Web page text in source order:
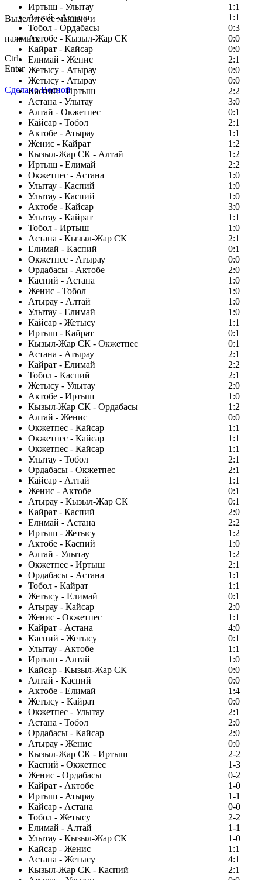
Иртыш - Улытау
1:1
Алтай - Астана
1:1
Тобол - Ордабасы
0:3
Актобе - Кызыл-Жар СК
0:0
Кайрат - Кайсар
0:0
Елимай - Женис
2:1
Жетысу - Атырау
0:0
Жетысу - Атырау
0:0
Каспий - Иртыш
2:2
Астана - Улытау
3:0
Алтай - Окжетпес
0:1
Кайсар - Тобол
2:1
Актобе - Атырау
1:1
Женис - Кайрат
1:2
Кызыл-Жар СК - Алтай
1:2
Иртыш - Елимай
2:2
Окжетпес - Астана
1:0
Улытау - Каспий
1:0
Улытау - Каспий
1:0
Актобе - Кайсар
3:0
Улытау - Кайрат
1:1
Тобол - Иртыш
1:0
Астана - Кызыл-Жар СК
2:1
Елимай - Каспий
0:1
Окжетпес - Атырау
0:0
Ордабасы - Актобе
2:0
Каспий - Астана
1:0
Женис - Тобол
1:0
Атырау - Алтай
1:0
Улытау - Елимай
1:0
Кайсар - Жетысу
1:1
Иртыш - Кайрат
0:1
Кызыл-Жар СК - Окжетпес
0:1
Астана - Атырау
2:1
Кайрат - Елимай
2:2
Тобол - Каспий
2:1
Жетысу - Улытау
2:0
Актобе - Иртыш
1:0
Кызыл-Жар СК - Ордабасы
1:2
Алтай - Женис
0:0
Окжетпес - Кайсар
1:1
Окжетпес - Кайсар
1:1
Окжетпес - Кайсар
1:1
Улытау - Тобол
2:1
Ордабасы - Окжетпес
2:1
Кайсар - Алтай
1:1
Женис - Актобе
0:1
Атырау - Кызыл-Жар СК
0:1
Кайрат - Каспий
2:0
Елимай - Астана
2:2
Иртыш - Жетысу
1:2
Актобе - Каспий
1:0
Алтай - Улытау
1:2
Окжетпес - Иртыш
2:1
Ордабасы - Астана
1:1
Тобол - Кайрат
1:1
Жетысу - Елимай
0:1
Атырау - Кайсар
2:0
Женис - Окжетпес
1:1
Кайрат - Астана
4:0
Каспий - Жетысу
0:1
Улытау - Актобе
1:1
Иртыш - Алтай
1:0
Кайсар - Кызыл-Жар СК
0:0
Алтай - Каспий
0:0
Актобе - Елимай
1:4
Жетысу - Кайрат
0:0
Окжетпес - Улытау
2:1
Астана - Тобол
2:0
Ордабасы - Кайсар
2:0
Атырау - Женис
0:0
Кызыл-Жар СК - Иртыш
2-2
Каспий - Окжетпес
1-3
Женис - Ордабасы
0-2
Кайрат - Актобе
1-0
Иртыш - Атырау
1-1
Кайсар - Астана
0-0
Тобол - Жетысу
2-2
Елимай - Алтай
1-1
Улытау - Кызыл-Жар СК
1-0
Кайсар - Женис
1:1
Астана - Жетысу
4:1
Кызыл-Жар СК - Каспий
2:1
Заметили ошибку в тексте?
Выделите ее мышью и
нажмите
Ctrl
Enter
Сделано Весной